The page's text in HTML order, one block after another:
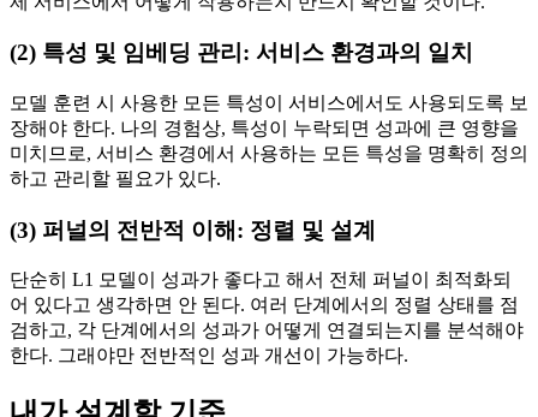
(2) 특성 및 임베딩 관리: 서비스 환경과의 일치
모델 훈련 시 사용한 모든 특성이 서비스에서도 사용되도록 보
장해야 한다. 나의 경험상, 특성이 누락되면 성과에 큰 영향을
미치므로, 서비스 환경에서 사용하는 모든 특성을 명확히 정의
하고 관리할 필요가 있다.
(3) 퍼널의 전반적 이해: 정렬 및 설계
단순히 L1 모델이 성과가 좋다고 해서 전체 퍼널이 최적화되
어 있다고 생각하면 안 된다. 여러 단계에서의 정렬 상태를 점
검하고, 각 단계에서의 성과가 어떻게 연결되는지를 분석해야
한다. 그래야만 전반적인 성과 개선이 가능하다.